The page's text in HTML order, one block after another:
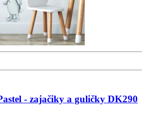
- zajačiky a guličky DK290